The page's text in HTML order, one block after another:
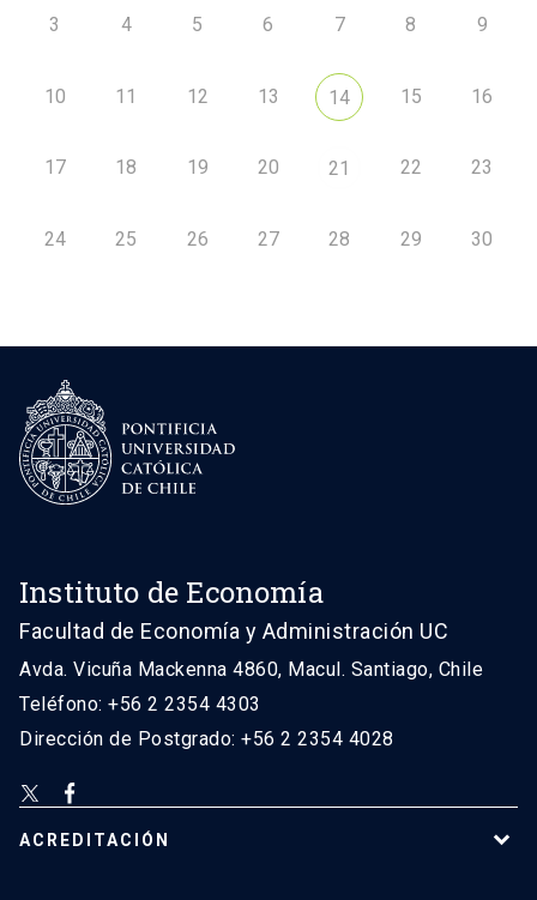
3 4 5 6 7 8 9
10 11 12 13 14 15 16
17 18 19 20 21 22 23
24 25 26 27 28 29 30
Instituto de Economía
Facultad de Economía y Administración UC
Avda. Vicuña Mackenna 4860, Macul. Santiago, Chile
Teléfono: +56 2 2354 4303
Dirección de Postgrado: +56 2 2354 4028
ACREDITACIÓN